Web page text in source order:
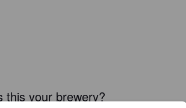
this your brewery?